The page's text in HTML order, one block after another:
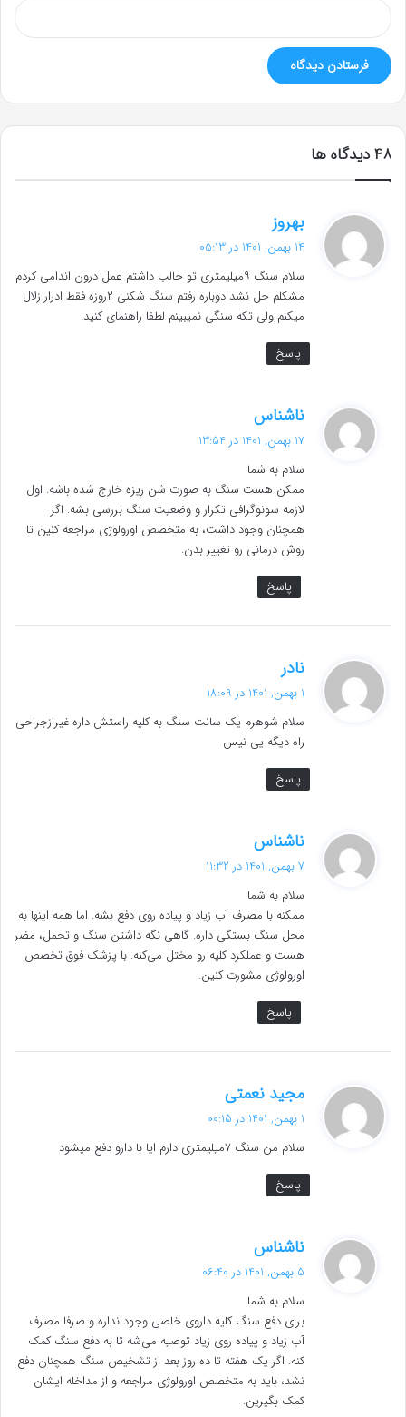
‫48 دیدگاه ها
بهروز
ت
:
14 بهمن, 1401 در 05:13
سلام سنگ ۹میلیمتری تو حالب داشتم عمل درون اندامی کردم
مشکلم حل نشد دوباره رفتم سنگ شکنی ۲روزه فقط ادرار زلال
میکنم ولی تکه سنگی نمیبینم لطفا راهنمای کنید.
پاسخ
ناشناس
ف
:
17 بهمن, 1401 در 13:54
سلام به شما
ممکن هست سنگ به صورت شن ریزه خارج شده باشه. اول
لازمه سونوگرافی تکرار و وضعیت سنگ بررسی بشه. اگر
همچنان وجود داشت، به متخصص اورولوژی مراجعه کنین تا
روش درمانی رو تغییر بدن.
پاسخ
نادر
ت
1 بهمن, 1401 در 18:09
سلام شوهرم یک سانت سنگ به کلیه راستش داره غیرازجراحی
راه دیگه یی نیس
پاسخ
ناشناس
ف
:
7 بهمن, 1401 در 11:32
سلام به شما
ممکنه با مصرف آب زیاد و پیاده روی دفع بشه. اما همه اینها به
محل سنگ بستگی داره. گاهی نگه داشتن سنگ و تحمل، مضر
هست و عملکرد کلیه رو مختل می‌کنه. با پزشک فوق تخصص
اورولوژی مشورت کنین.
پاسخ
مجید نعمتی
ف
:
1 بهمن, 1401 در 00:15
سلام من سنگ ۷میلیمتری دارم ایا با دارو دفع میشود
پاسخ
ناشناس
ف
:
5 بهمن, 1401 در 06:40
سلام به شما
برای دفع سنگ کلیه داروی خاصی وجود نداره و صرفا مصرف
آب زیاد و پیاده روی زیاد توصیه می‌شه تا به دفع سنگ کمک
کنه. اگر یک هفته تا ده روز بعد از تشخیص سنگ همچنان دفع
نشد، باید به متخصص اورولوژی مراجعه و از مداخله ایشان
کمک بگیرین.